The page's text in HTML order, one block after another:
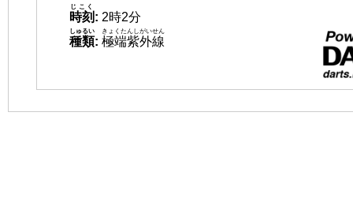
時刻
じこく
: 2時2分
種類
しゅるい
: 極端紫外線
きょくたんしがいせん